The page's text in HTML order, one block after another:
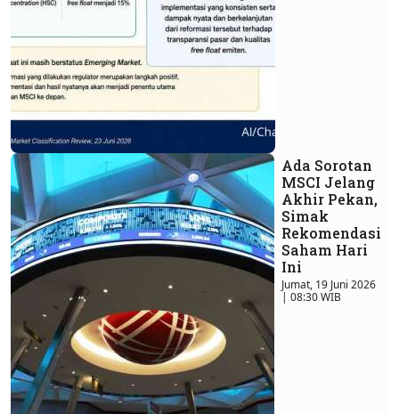
Ada Sorotan
MSCI Jelang
Akhir Pekan,
Simak
Rekomendasi
Saham Hari
Ini
Jumat, 19 Juni 2026
| 08:30 WIB